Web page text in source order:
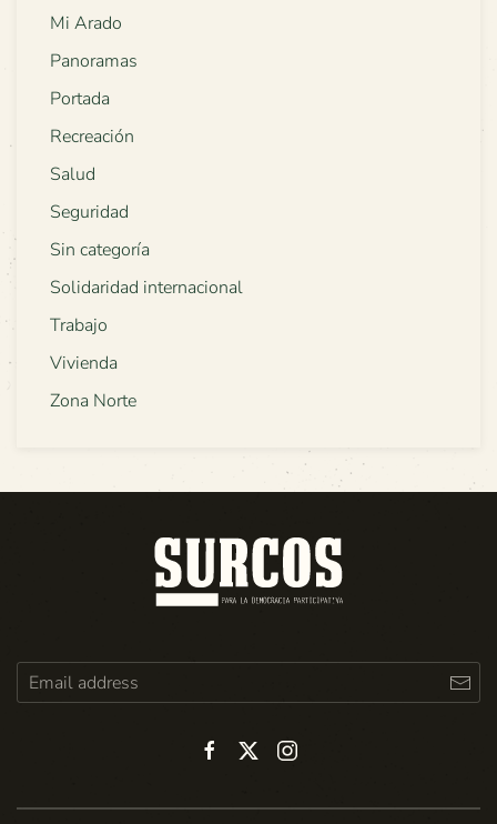
Mi Arado
Panoramas
Portada
Recreación
Salud
Seguridad
Sin categoría
Solidaridad internacional
Trabajo
Vivienda
Zona Norte